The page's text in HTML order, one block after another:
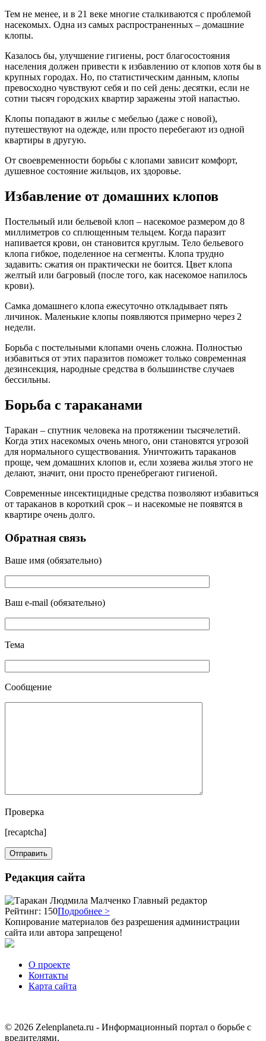
Тем не менее, и в 21 веке многие сталкиваются с проблемой
насекомых. Одна из самых распространенных – домашние
клопы.
Казалось бы, улучшение гигиены, рост благосостояния
населения должен привести к избавлению от клопов хотя бы в
крупных городах. Но, по статистическим данным, клопы
превосходно чувствуют себя и по сей день: десятки, если не
сотни тысяч городских квартир заражены этой напастью.
Клопы попадают в жилье с мебелью (даже с новой),
путешествуют на одежде, или просто перебегают из одной
квартиры в другую.
От своевременности борьбы с клопами зависит комфорт,
душевное состояние жильцов, их здоровье.
Избавление от домашних клопов
Постельный или бельевой клоп – насекомое размером до 8
миллиметров со сплющенным тельцем. Когда паразит
напивается крови, он становится круглым. Тело бельевого
клопа гибкое, поделенное на сегменты. Клопа трудно
задавить: сжатия он практически не боится. Цвет клопа
желтый или багровый (после того, как насекомое напилось
крови).
Самка домашнего клопа ежесуточно откладывает пять
личинок. Маленькие клопы появляются примерно через 2
недели.
Борьба с постельными клопами очень сложна. Полностью
избавиться от этих паразитов поможет только современная
дезинсекция, народные средства в большинстве случаев
бессильны.
Борьба с тараканами
Таракан – спутник человека на протяжении тысячелетий.
Когда этих насекомых очень много, они становятся угрозой
для нормального существования. Уничтожить тараканов
проще, чем домашних клопов и, если хозяева жилья этого не
делают, значит, они просто пренебрегают гигиеной.
Современные инсектицидные средства позволяют избавиться
от тараканов в короткий срок – и насекомые не появятся в
квартире очень долго.
Обратная связь
Ваше имя (обязательно)
Ваш e-mail (обязательно)
Тема
Сообщение
Проверка
[recaptcha]
Редакция сайта
Людмила Малченко Главный редактор
Рейтинг: 150Подробнее >
Копирование материалов без разрешения администрации
сайта или автора запрещено!
О проекте
Контакты
Карта сайта
© 2026 Zelenplaneta.ru - Информационный портал о борьбе с
вредителями.